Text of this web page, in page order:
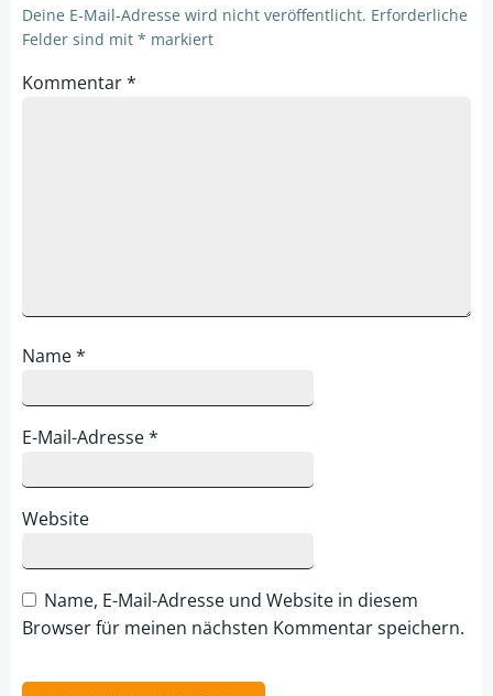
Deine E-Mail-Adresse wird nicht veröffentlicht. Erforderliche
Felder sind mit * markiert
Kommentar*
Name*
E-Mail-Adresse*
Website
Name, E-Mail-Adresse und Website in diesem
Browser für meinen nächsten Kommentar speichern.